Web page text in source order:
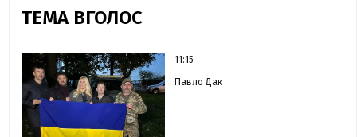
ТЕМА ВГОЛОС
11:15
Павло Дак